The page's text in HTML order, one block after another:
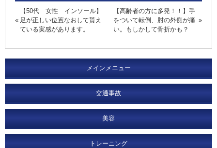
【50代 女性 インソール】
足が正しい位置なおして貰え
ている実感があります。
【高齢者の方に多発！！】手
をついて転倒、肘の外側が痛
い。もしかして骨折かも？
メインメニュー
交通事故
美容
トレーニング